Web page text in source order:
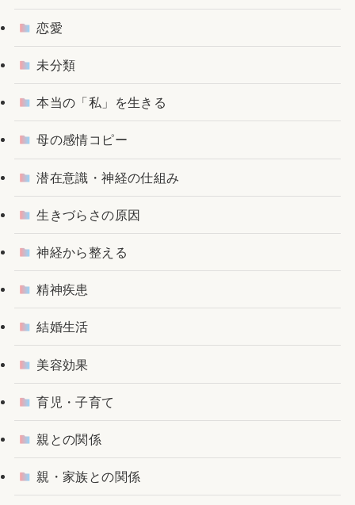
恋愛
未分類
本当の「私」を生きる
母の感情コピー
潜在意識・神経の仕組み
生きづらさの原因
神経から整える
精神疾患
結婚生活
美容効果
育児・子育て
親との関係
親・家族との関係